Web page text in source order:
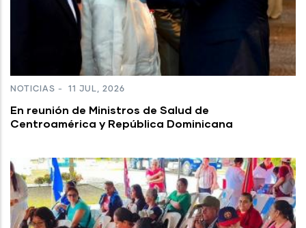
NOTICIAS - 11 JUL, 2026
En reunión de Ministros de Salud de
Centroamérica y República Dominicana